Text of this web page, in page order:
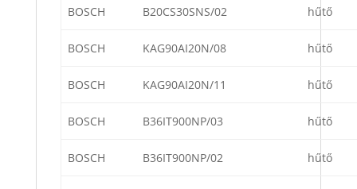
BOSCH B20CS30SNS/02 hűtő
BOSCH KAG90AI20N/08 hűtő
BOSCH KAG90AI20N/11 hűtő
BOSCH B36IT900NP/03 hűtő
BOSCH B36IT900NP/02 hűtő